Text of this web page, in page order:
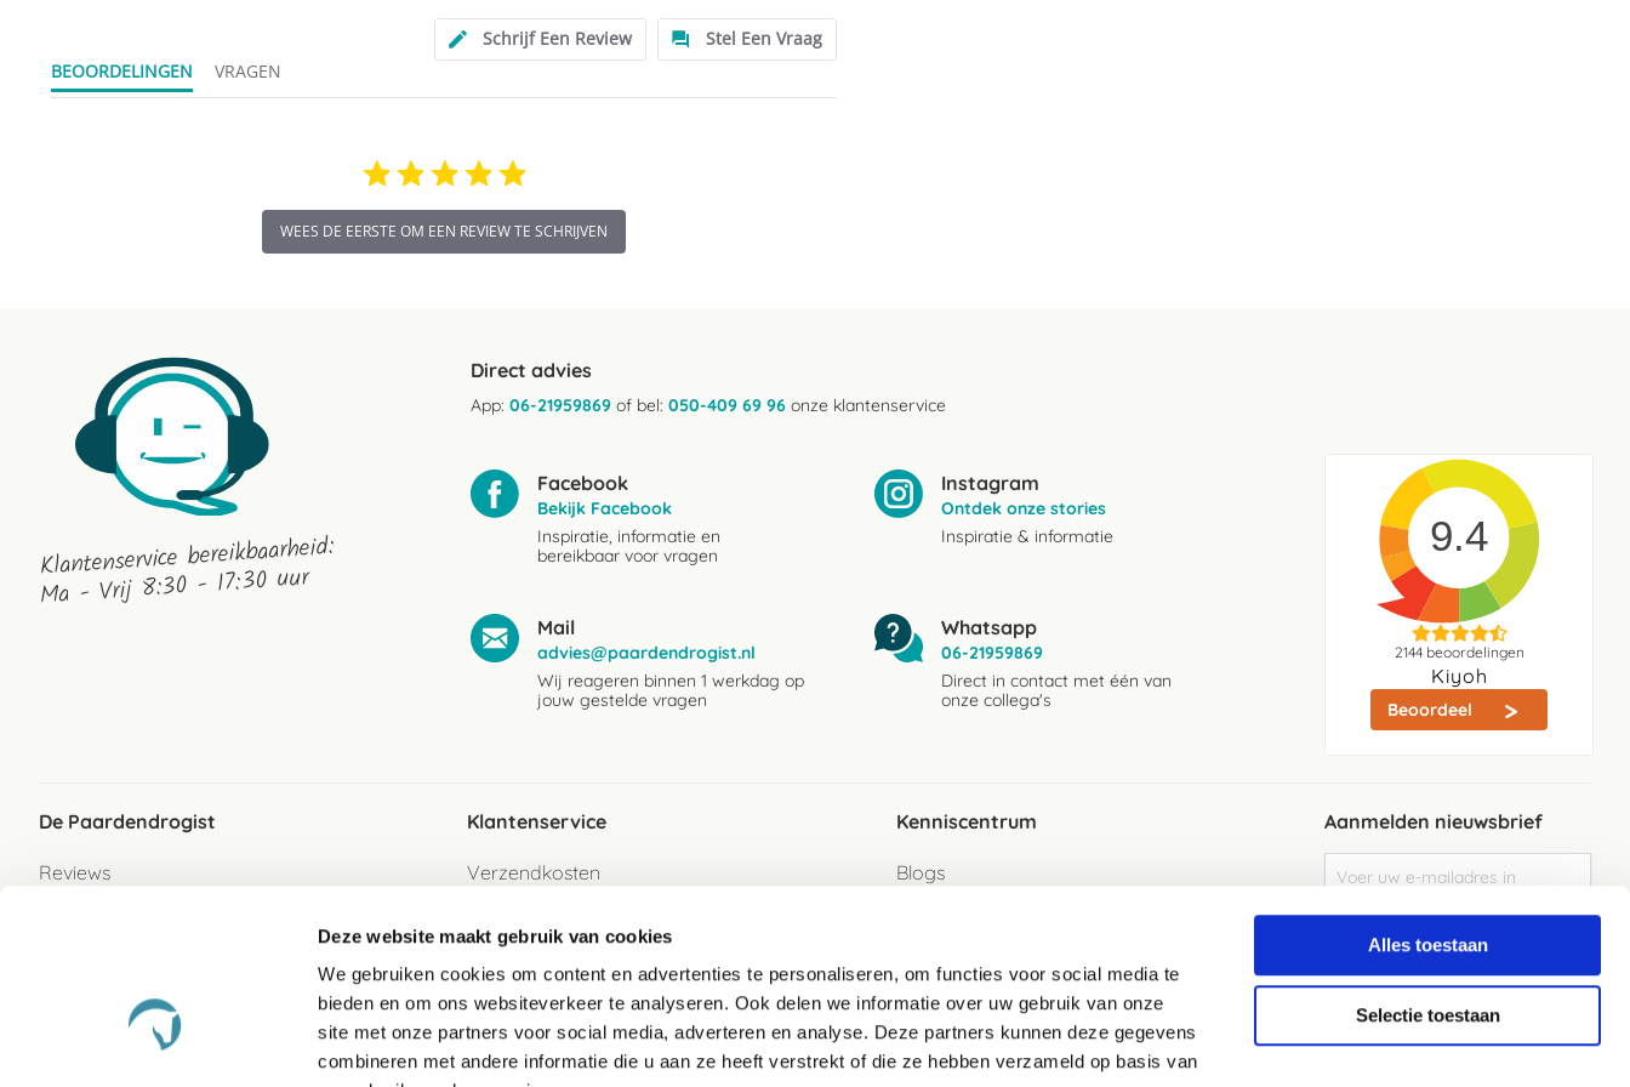
Deze website maakt gebruik van cookies
We gebruiken cookies om content en advertenties te personaliseren, om functies voor social media te
bieden en om ons websiteverkeer te analyseren. Ook delen we informatie over uw gebruik van onze
site met onze partners voor social media, adverteren en analyse. Deze partners kunnen deze gegevens
combineren met andere informatie die u aan ze heeft verstrekt of die ze hebben verzameld op basis van
Alles toestaan
Selectie toestaan
Schrijf Een Review
Stel Een Vraag
BEOORDELINGEN
VRAGEN
WEES DE EERSTE OM EEN REVIEW TE SCHRIJVEN
Klantenservice bereikbaarheid:
Ma - Vrij 8:30 - 17:30 uur
Direct advies
App: 06-21959869 of bel: 050-409 69 96 onze klantenservice
Facebook
Bekijk Facebook
Inspiratie, informatie en
bereikbaar voor vragen
Instagram
Ontdek onze stories
Inspiratie & informatie
Mail
advies@paardendrogist.nl
Wij reageren binnen 1 werkdag op
jouw gestelde vragen
Whatsapp
06-21959869
Direct in contact met één van
onze collega's
9.4
2144beoordelingen
Kiyoh
Beoordeel
De Paardendrogist
Reviews
Klantenservice
Verzendkosten
Betaalwijzen
Retour
Retour sturen als gast
Garantie
Kenniscentrum
Blogs
Aanmelden nieuwsbrief
u
op
Elke week de beste acties en het laaste